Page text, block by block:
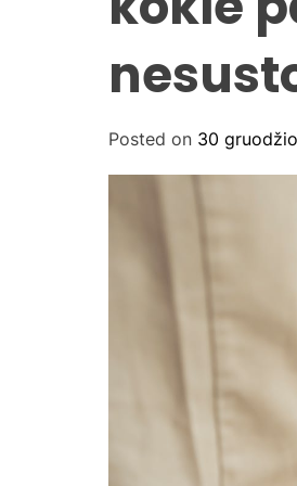
Posted on 30